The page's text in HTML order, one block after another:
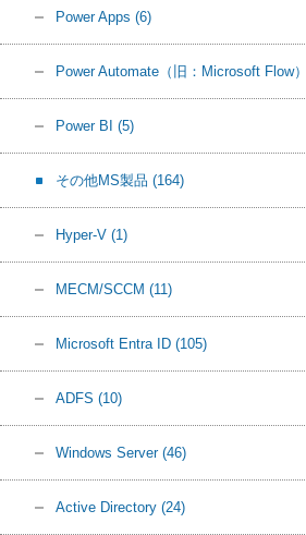
Power Apps (6)
Power Automate（旧：Microsoft Flow）
Power BI (5)
その他MS製品 (164)
Hyper-V (1)
MECM/SCCM (11)
Microsoft Entra ID (105)
ADFS (10)
Windows Server (46)
Active Directory (24)